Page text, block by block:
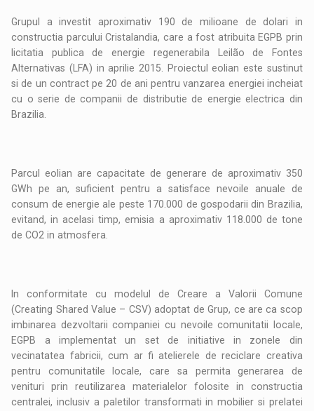
Grupul a investit aproximativ 190 de milioane de dolari in
constructia parcului Cristalandia, care a fost atribuita EGPB prin
licitatia publica de energie regenerabila Leilão de Fontes
Alternativas (LFA) in aprilie 2015. Proiectul eolian este sustinut
si de un contract pe 20 de ani pentru vanzarea energiei incheiat
cu o serie de companii de distributie de energie electrica din
Brazilia.
Parcul eolian are capacitate de generare de aproximativ 350
GWh pe an, suficient pentru a satisface nevoile anuale de
consum de energie ale peste 170.000 de gospodarii din Brazilia,
evitand, in acelasi timp, emisia a aproximativ 118.000 de tone
de CO2 in atmosfera.
In conformitate cu modelul de Creare a Valorii Comune
(Creating Shared Value – CSV) adoptat de Grup, ce are ca scop
imbinarea dezvoltarii companiei cu nevoile comunitatii locale,
EGPB a implementat un set de initiative in zonele din
vecinatatea fabricii, cum ar fi atelierele de reciclare creativa
pentru comunitatile locale, care sa permita generarea de
venituri prin reutilizarea materialelor folosite in constructia
centralei, inclusiv a paletilor transformati in mobilier si prelatei